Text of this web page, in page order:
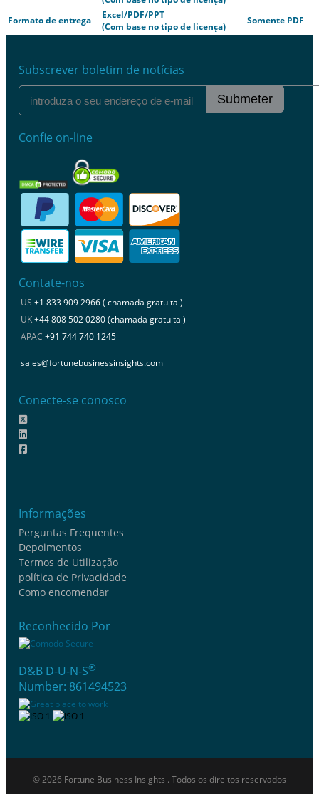
Formato de entrega
Excel/PDF/PPT
(Com base no tipo de licença)
Somente PDF
Subscrever boletim de notícias
Submeter
Confie on-line
Contate-nos
US +1 833 909 2966 ( chamada gratuita )
UK+44 808 502 0280 (chamada gratuita )
APAC +91 744 740 1245
sales@fortunebusinessinsights.com
Conecte-se conosco
Informações
Perguntas Frequentes
Depoimentos
Termos de Utilização
política de Privacidade
Como encomendar
Reconhecido Por
D&B D-U-N-S®
Number: 861494523
© 2026 Fortune Business Insights . Todos os direitos reservados